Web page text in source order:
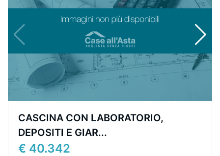
CASCINA CON LABORATORIO,
DEPOSITI E GIAR...
€ 40.342